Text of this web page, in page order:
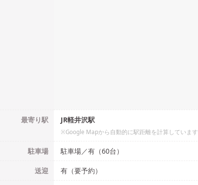
最寄り駅 JR軽井沢駅
※Google Mapから自動的に駅距離を計算しています
駐車場 駐車場／有（60台）
送迎 有（要予約）